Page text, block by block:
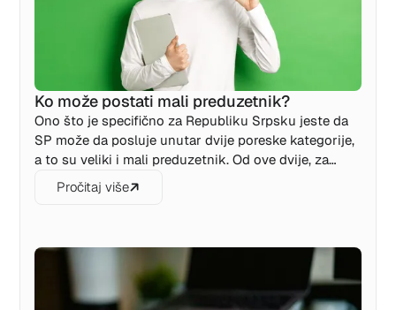
Ko može postati mali preduzetnik?
Ono što je specifično za Republiku Srpsku jeste da
SP može da posluje unutar dvije poreske kategorije,
a to su veliki i mali preduzetnik. Od ove dvije, za
većinu preduzetnika koji se bave uslužnim
poslovima povoljnija je kategorija malog
Pročitaj više